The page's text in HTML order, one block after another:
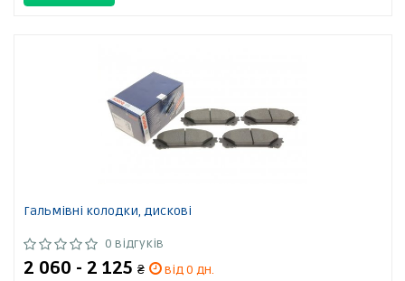
Гальмівні колодки, дискові
0 відгуків
2 060 - 2 125 ₴
від 0 дн.